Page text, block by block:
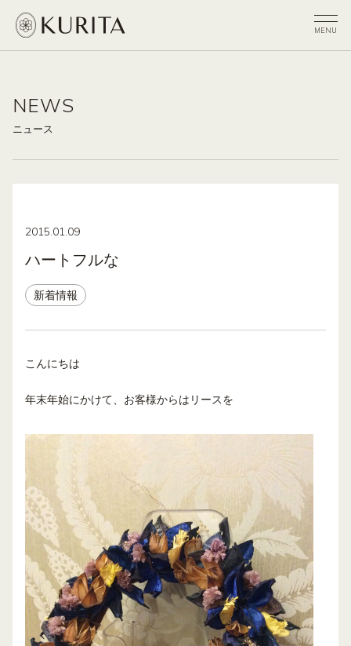
NEWS
ニュース
2015.01.09
ハートフルな
新着情報
こんにちは
年末年始にかけて、お客様からはリースを